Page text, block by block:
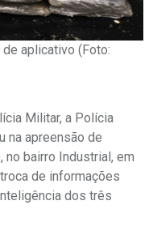
aplicativo (Foto:
Militar, a Polícia
na apreensão de
bairro Industrial, em
de informações
dos três